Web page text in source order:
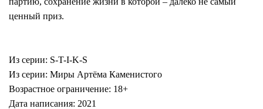
ценный приз.
Из серии: S-T-I-K-S
Из серии: Миры Артёма Каменистого
Возрастное ограничение: 18+
Дата написания: 2021